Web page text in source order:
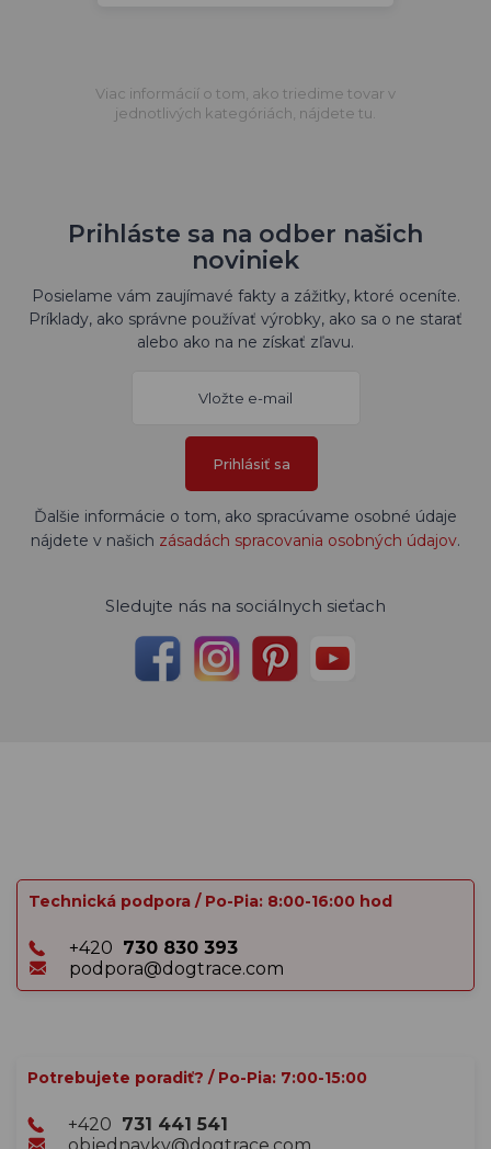
Viac informácií o tom, ako triedime tovar v
jednotlivých kategóriách, nájdete tu.
Prihláste sa na odber našich
noviniek
Posielame vám zaujímavé fakty a zážitky, ktoré oceníte.
Príklady, ako správne používať výrobky, ako sa o ne starať
alebo ako na ne získať zľavu.
Prihlásiť sa
Ďalšie informácie o tom, ako spracúvame osobné údaje
nájdete v našich zásadách spracovania osobných údajov.
Sledujte nás na sociálnych sieťach
Technická podpora / Po-Pia: 8:00-16:00 hod
+420 730 830 393
podpora@dogtrace.com
Potrebujete poradiť? / Po-Pia: 7:00-15:00
+420 731 441 541